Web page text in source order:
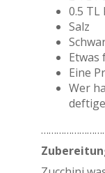
0.5 TL
Salz
Etwas
Eine
Wer
…………………….